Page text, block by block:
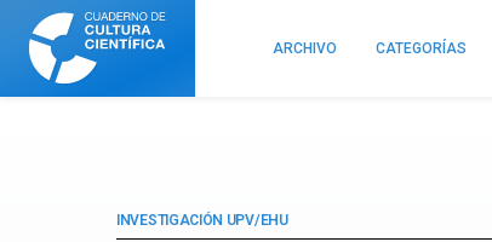
Cuaderno
Cultura
Científica
ARCHIVO CATEGORÍAS
INVESTIGACIÓN UPV/EHU